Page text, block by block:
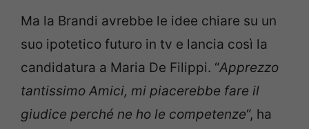
Ma la Brandi avrebbe le idee chiare su un
suo ipotetico futuro in tv e lancia così la
candidatura a Maria De Filippi. “Apprezzo
tantissimo Amici, mi piacerebbe fare il
giudice perché ne ho le competenze“, ha